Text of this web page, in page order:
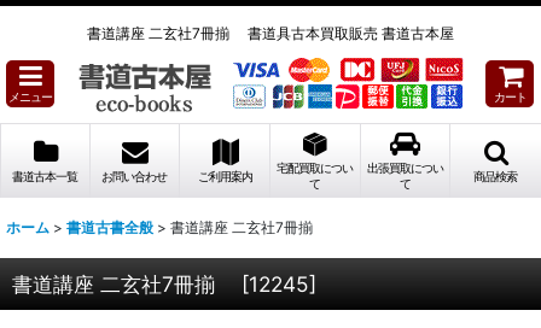
書道講座 二玄社7冊揃 書道具古本買取販売 書道古本屋
メニュー カート
書道古本一覧 お問い合わせ ご利用案内
宅配買取につい
て
出張買取につい
て
商品検索
ホーム > 書道古書全般 > 書道講座 二玄社7冊揃
書道講座 二玄社7冊揃 [12245]